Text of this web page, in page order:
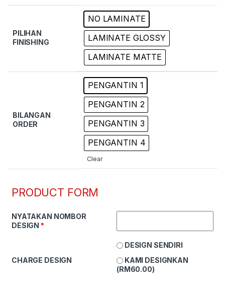
PILIHAN
FINISHING
NO LAMINATE
LAMINATE GLOSSY
LAMINATE MATTE
BILANGAN
ORDER
PENGANTIN 1
PENGANTIN 2
PENGANTIN 3
PENGANTIN 4
Clear
PRODUCT FORM
NYATAKAN NOMBOR
DESIGN*
CHARGE DESIGN
DESIGN SENDIRI
KAMI DESIGNKAN
(RM60.00)